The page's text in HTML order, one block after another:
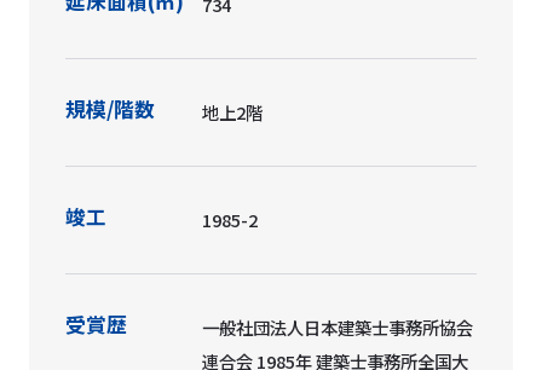
規模/階数 地上2階
竣工 1985-2
受賞歴
一般社団法人日本建築士事務所協会
連合会 1985年 建築士事務所全国大